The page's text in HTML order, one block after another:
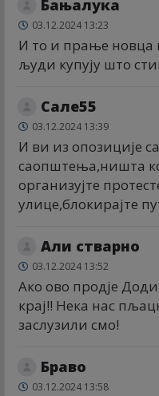
Бањалука
03.12.2024 13:23
И то и прање новца
људи купују што
Сале55
03.12.2024 13:39
И ви из опозиције
саопштења,ништа
организујте
улице,блокирајте
Али стварно
03.12.2024 13:52
Ако ово продје
крај!! Нека нас
заслузили смо!
Браво
03.12.2024 13:58